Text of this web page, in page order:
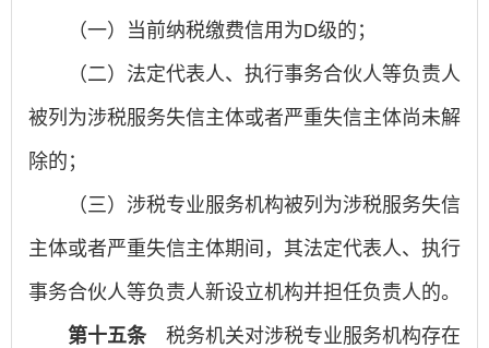
（一）当前纳税缴费信用为D级的；
（二）法定代表人、执行事务合伙人等负责人
被列为涉税服务失信主体或者严重失信主体尚未解
除的；
（三）涉税专业服务机构被列为涉税服务失信
主体或者严重失信主体期间，其法定代表人、执行
事务合伙人等负责人新设立机构并担任负责人的。
第十五条 税务机关对涉税专业服务机构存在